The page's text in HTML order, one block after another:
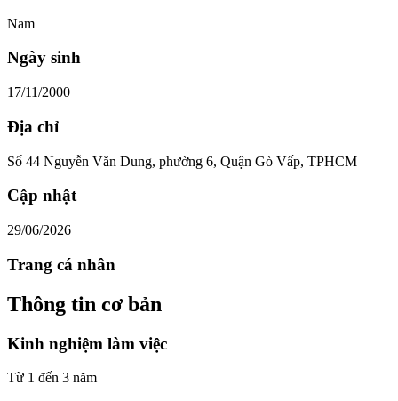
Nam
Ngày sinh
17/11/2000
Địa chỉ
Số 44 Nguyễn Văn Dung, phường 6, Quận Gò Vấp, TPHCM
Cập nhật
29/06/2026
Trang cá nhân
Thông tin cơ bản
Kinh nghiệm làm việc
Từ 1 đến 3 năm